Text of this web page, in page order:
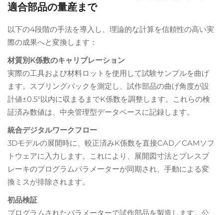
適合部品の量産まで
以下の4段階の手法を導入し、理論的な計算を信頼性の高い実
際の成果へと変換します：
材質別K係数のキャリブレーション
実際の工具および材料ロットを使用して試験サンプルを曲げ
ます。スプリングバックを測定し、試作部品の曲げ角度が設
計値±0.5°以内に収まるまでK係数を調整します。これらの検
証済み数値は、中央管理型データベースに記録します。
統合デジタルワークフロー
3Dモデルの展開時に、較正済みK係数を直接CAD／CAMソフ
トウェアに入力します。これにより、展開図寸法とプレスブ
レーキのプログラムパラメーターが同期され、手動による変
換ミスが排除されます。
初品検証
プログラムされたパラメーターで試作部品を製造します。公